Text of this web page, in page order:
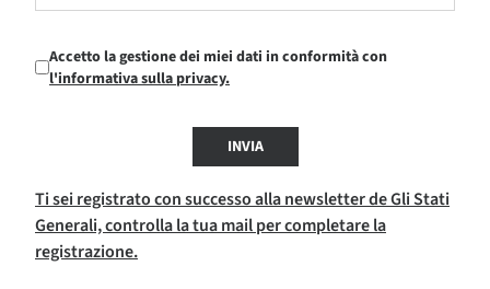
Accetto la gestione dei miei dati in conformità con
l'informativa sulla privacy.
INVIA
Ti sei registrato con successo alla newsletter de Gli Stati
Generali, controlla la tua mail per completare la
registrazione.